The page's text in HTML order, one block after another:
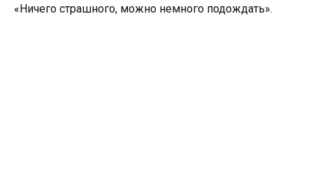
«Ничего страшного, можно немного подождать».